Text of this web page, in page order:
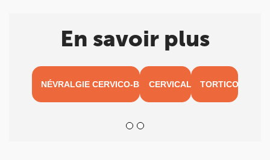
En savoir plus
NÉVRALGIE CERVICO-BRACHIALE
CERVICALGIETORTICOLIS